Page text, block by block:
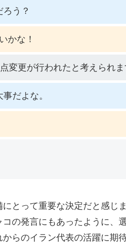
う？
かな！
変更が行われたと考えられま
だよな。
とって重要な決定だと感じ
の発言にもあったように、
らのイラン代表の活躍に期